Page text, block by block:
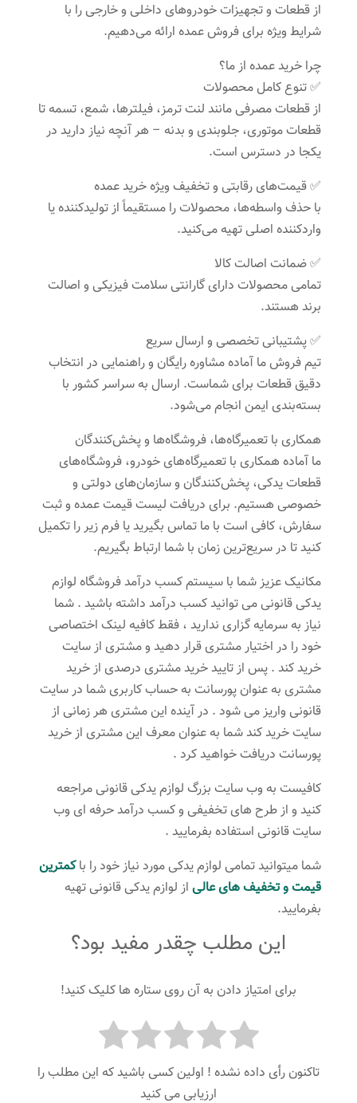
از قطعات و تجهیزات خودروهای داخلی و خارجی را با
شرایط ویژه برای فروش عمده ارائه می‌دهیم.
چرا خرید عمده از ما؟
✅ تنوع کامل محصولات
از قطعات مصرفی مانند لنت ترمز، فیلترها، شمع، تسمه تا
قطعات موتوری، جلوبندی و بدنه – هر آنچه نیاز دارید در
یکجا در دسترس است.
✅ قیمت‌های رقابتی و تخفیف ویژه خرید عمده
با حذف واسطه‌ها، محصولات را مستقیماً از تولیدکننده یا
واردکننده اصلی تهیه می‌کنید.
✅ ضمانت اصالت کالا
تمامی محصولات دارای گارانتی سلامت فیزیکی و اصالت
برند هستند.
✅ پشتیبانی تخصصی و ارسال سریع
تیم فروش ما آماده مشاوره رایگان و راهنمایی در انتخاب
دقیق قطعات برای شماست. ارسال به سراسر کشور با
بسته‌بندی ایمن انجام می‌شود.
همکاری با تعمیرگاه‌ها، فروشگاه‌ها و پخش‌کنندگان
ما آماده همکاری با تعمیرگاه‌های خودرو، فروشگاه‌های
قطعات یدکی، پخش‌کنندگان و سازمان‌های دولتی و
خصوصی هستیم. برای دریافت لیست قیمت عمده و ثبت
سفارش، کافی است با ما تماس بگیرید یا فرم زیر را تکمیل
کنید تا در سریع‌ترین زمان با شما ارتباط بگیریم.
مکانیک عزیز شما با سیستم کسب درآمد فروشگاه لوازم
یدکی قانونی می توانید کسب درآمد داشته باشید . شما
نیاز به سرمایه گزاری ندارید ، فقط کافیه لینک اختصاصی
خود را در اختیار مشتری قرار دهید و مشتری از سایت
خرید کند . پس از تایید خرید مشتری درصدی از خرید
مشتری به عنوان پورسانت به حساب کاربری شما در سایت
قانونی واریز می شود . در آینده این مشتری هر زمانی از
سایت خرید کند شما به عنوان معرف این مشتری از خرید
پورسانت دریافت خواهید کرد .
کافیست به وب سایت بزرگ لوازم یدکی قانونی مراجعه
کنید و از طرح های تخفیفی و کسب درآمد حرفه ای وب
سایت قانونی استفاده بفرمایید .
شما میتوانید تمامی لوازم یدکی مورد نیاز خود را باکمترین
قیمت و تخفیف های عالی از لوازم یدکی قانونی تهیه
بفرمایید.
این مطلب چقدر مفید بود؟
برای امتیاز دادن به آن روی ستاره ها کلیک کنید!
تاکنون رأی داده نشده ! اولین کسی باشید که این مطلب را
ارزیابی می کنید